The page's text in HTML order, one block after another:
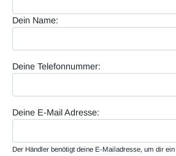
Dein Name:
Deine Telefonnummer:
Deine E-Mail Adresse:
Der Händler benötigt deine E-Mailadresse, um dir